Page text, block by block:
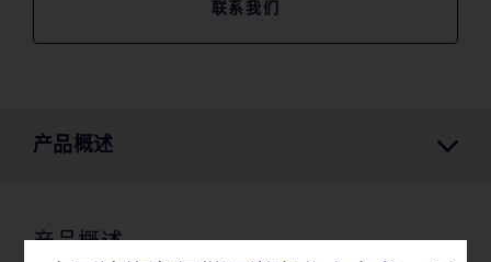
联系我们
产品概述
产品概述